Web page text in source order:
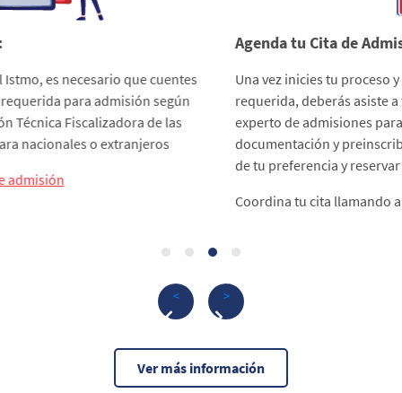
Una vez inicies tu proceso y conozcas la documentación
requerida, deberás asiste a tu cita programada por un asesor
experto de admisiones para que puedas entregar toda tu
documentación y preinscribirte en la U del Istmo, en la sede
800-0606
< >
Ver más información